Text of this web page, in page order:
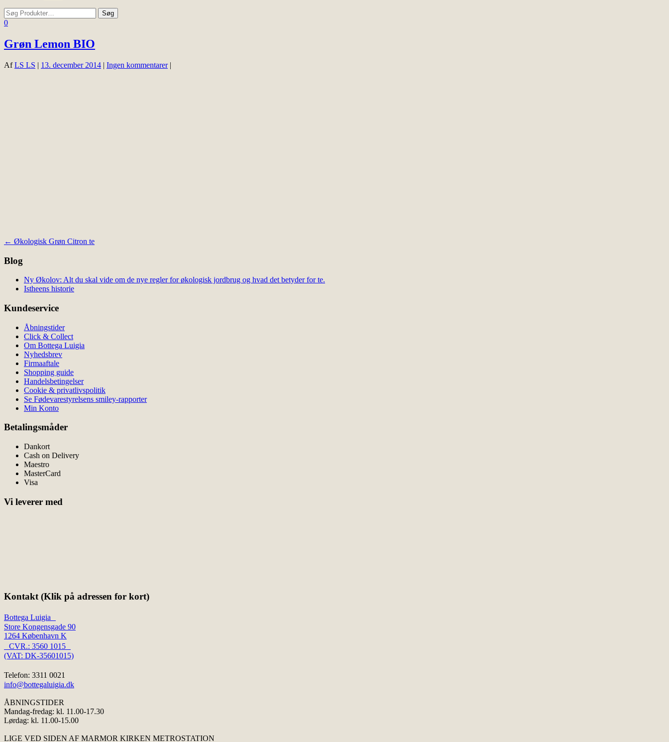
0
Grøn Lemon BIO
AfLS LS | 13. december 2014 | Ingen kommentarer|
Indlægsnavigation
← Økologisk Grøn Citron te
Blog
Ny Økolov: Alt du skal vide om de nye regler for økologisk jordbrug og hvad det betyder for te.
Istheens historie
Kundeservice
Åbningstider
Click & Collect
Om Bottega Luigia
Nyhedsbrev
Firmaaftale
Shopping guide
Handelsbetingelser
Cookie & privatlivspolitik
Se Fødevarestyrelsens smiley-rapporter
Min Konto
Betalingsmåder
Dankort
Cash on Delivery
Maestro
MasterCard
Visa
Vi leverer med
Kontakt (Klik på adressen for kort)
Bottega Luigia
Store Kongensgade 90
1264 København K
CVR.: 3560 1015
(VAT: DK-35601015)
Telefon: 3311 0021
info@bottegaluigia.dk
ÅBNINGSTIDER
Mandag-fredag: kl. 11.00-17.30
Lørdag: kl. 11.00-15.00
LIGE VED SIDEN AF MARMOR KIRKEN METROSTATION